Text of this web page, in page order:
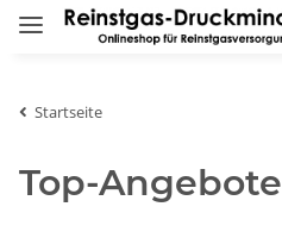
Startseite
Top-Angebote